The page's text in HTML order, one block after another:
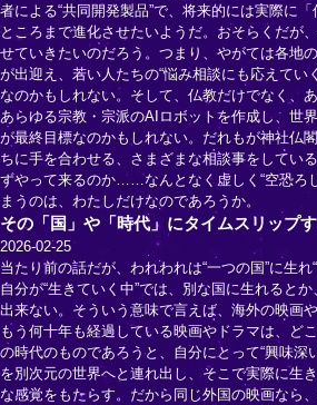
者による“共同開発製品”で、将来的には実際に「
ところまで進化させたいようだ。おそらくだが
せていきたいのだろう。つまり、やがては各地
が出迎え、若い人たちの“悩み相談にも応えてい
なのかもしれない。そして、仏教だけでなく、
あらゆる宗教・宗派のAIロボットを作成し、世
が最終目標なのかもしれない。だれもが神社仏
ちに手を合わせる、さまざまな相談事をして
ずやって来るのか……なんとなく虚しく“空恐ろ
まうのは、わたしだけなのであろうか。
その「国」や「時代」にタイムスリップ
2026-02-25
当たり前の話だが、われわれは“一つの国”に生れ
自分が“生きていく中”では、別な国に生れると
出来ない。そういう意味で言えば、海外の映画
もう何十年も経過している映画やドラマは、ど
の時代のものであろうと、自分にとって“興味深
を別次元の世界へと連れ出し、そこで実際に生
な感覚をもたらす。だから同じ外国の映画なら